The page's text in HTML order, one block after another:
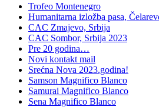
Trofeo Montenegro
Humanitarna izložba pasa,
CAC Zmajevo, Srbija
CAC Sombor, Srbija 2023
Pre 20 godina…
Novi kontakt mail
Srećna Nova 2023.godina!
Samson Magnifico Blanco
Samurai Magnifico Blanco
Sena Magnifico Blanco